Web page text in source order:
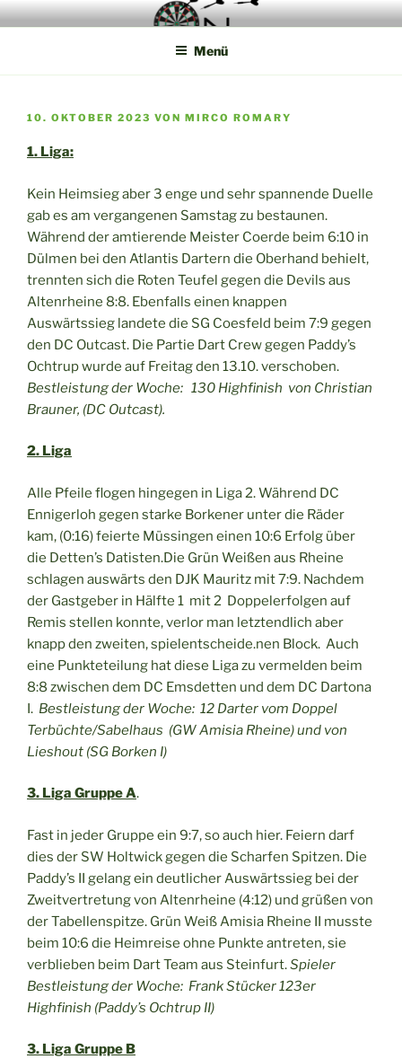
Zum
Inhalt
Die Webseite der Münsterland Steel Dart Liga
Menü
VERÖFFENTLICHT
10. OKTOBER 2023 VON MIRCO ROMARY
1. Liga:
Kein Heimsieg aber 3 enge und sehr spannende Duelle
gab es am vergangenen Samstag zu bestaunen.
Während der amtierende Meister Coerde beim 6:10 in
Dülmen bei den Atlantis Dartern die Oberhand behielt,
trennten sich die Roten Teufel gegen die Devils aus
Altenrheine 8:8. Ebenfalls einen knappen
Auswärtssieg landete die SG Coesfeld beim 7:9 gegen
den DC Outcast. Die Partie Dart Crew gegen Paddy’s
Ochtrup wurde auf Freitag den 13.10. verschoben.
Bestleistung der Woche: 130 Highfinish von Christian
Brauner, (DC Outcast).
2. Liga
Alle Pfeile flogen hingegen in Liga 2. Während DC
Ennigerloh gegen starke Borkener unter die Räder
kam, (0:16) feierte Müssingen einen 10:6 Erfolg über
die Detten’s Datisten.Die Grün Weißen aus Rheine
schlagen auswärts den DJK Mauritz mit 7:9. Nachdem
der Gastgeber in Hälfte 1 mit 2 Doppelerfolgen auf
Remis stellen konnte, verlor man letztendlich aber
knapp den zweiten, spielentscheide.nen Block. Auch
eine Punkteteilung hat diese Liga zu vermelden beim
8:8 zwischen dem DC Emsdetten und dem DC Dartona
I. Bestleistung der Woche: 12 Darter vom Doppel
Terbüchte/Sabelhaus (GW Amisia Rheine) und von
Lieshout (SG Borken I)
3. Liga Gruppe A.
Fast in jeder Gruppe ein 9:7, so auch hier. Feiern darf
dies der SW Holtwick gegen die Scharfen Spitzen. Die
Paddy’s II gelang ein deutlicher Auswärtssieg bei der
Zweitvertretung von Altenrheine (4:12) und grüßen von
der Tabellenspitze. Grün Weiß Amisia Rheine II musste
beim 10:6 die Heimreise ohne Punkte antreten, sie
verblieben beim Dart Team aus Steinfurt.Spieler
Bestleistung der Woche: Frank Stücker 123er
Highfinish (Paddy’s Ochtrup II)
3. Liga Gruppe B